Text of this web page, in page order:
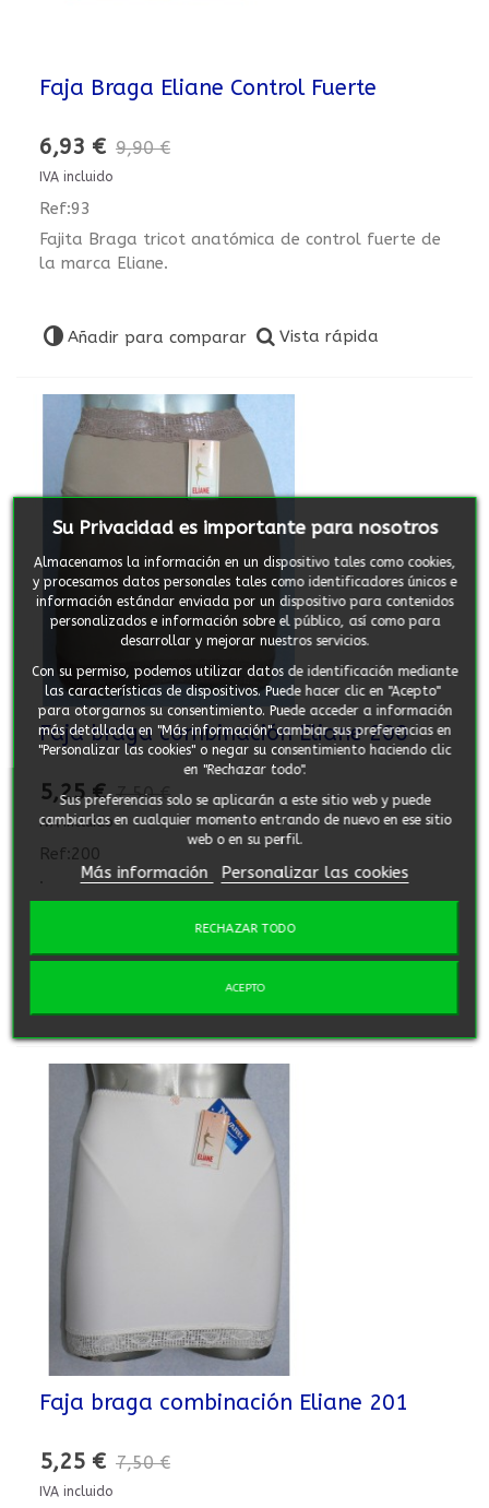
Su Privacidad es importante para nosotros
Almacenamos la información en un dispositivo tales como cookies,
y procesamos datos personales tales como identificadores únicos e
información estándar enviada por un dispositivo para contenidos
personalizados e información sobre el público, así como para
desarrollar y mejorar nuestros servicios.
Con su permiso, podemos utilizar datos de identificación mediante
las características de dispositivos. Puede hacer clic en "Acepto"
para otorgarnos su consentimiento. Puede acceder a información
más detallada en "Más información" cambiar sus preferencias en
"Personalizar las cookies" o negar su consentimiento haciendo clic
en "Rechazar todo".
Sus preferencias solo se aplicarán a este sitio web y puede
cambiarlas en cualquier momento entrando de nuevo en ese sitio
web o en su perfil.
Más información Personalizar las cookies
RECHAZAR TODO
ACEPTO
Faja Braga Eliane Control Fuerte
6,93 € 9,90 €
IVA incluido
Ref:93
Fajita Braga tricot anatómica de control fuerte de
la marca Eliane.
Añadir para comparar Vista rápida
Faja braga combinación Eliane 200
5,25 € 7,50 €
IVA incluido
Ref:200
Faja braga combinación Eliane 201
5,25 € 7,50 €
IVA incluido